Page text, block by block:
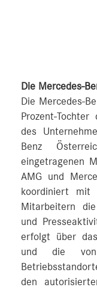
Die Mercedes-
Die Mercedes-
Prozent-
des
Benz
eingetragenen
AMG und
koordiniert mit
Mitarbeitern
und
erfolgt über
und die von
den